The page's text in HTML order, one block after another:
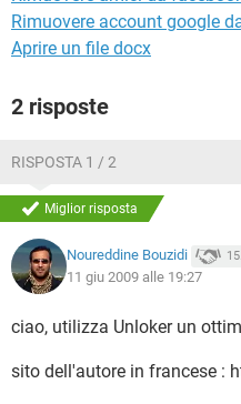
Rimuovere account google
Aprire un file docx
2 risposte
RISPOSTA 1 / 2
Miglior risposta
Noureddine Bouzidi
11 giu 2009 alle 19:27
ciao, utilizza Unloker un
sito dell'autore in francese :